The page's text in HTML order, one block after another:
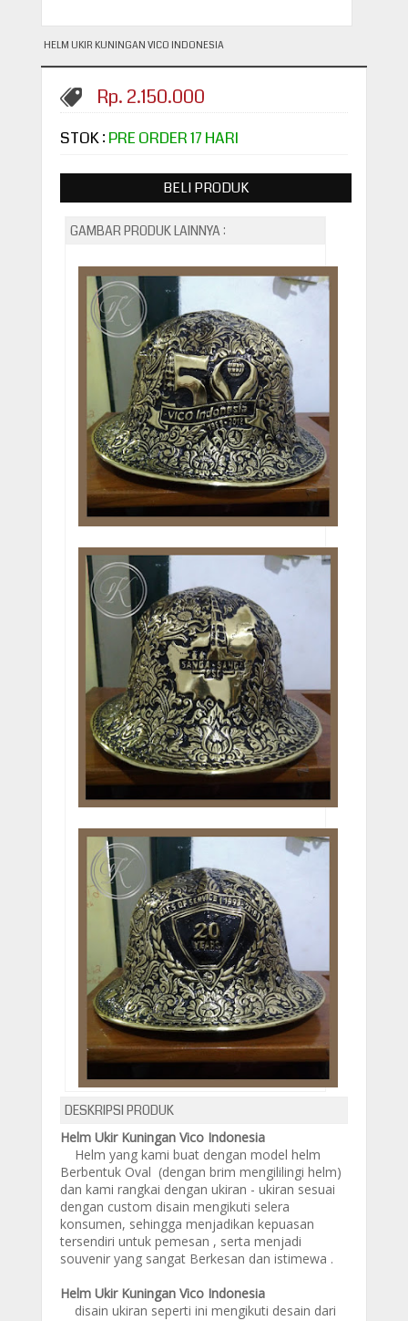
HELM UKIR KUNINGAN VICO INDONESIA
Rp. 2.150.000
STOK : PRE ORDER 17 HARI
BELI PRODUK
GAMBAR PRODUK LAINNYA :
DESKRIPSI PRODUK
Helm Ukir Kuningan Vico Indonesia
Helm yang kami buat dengan model helm
Berbentuk Oval (dengan brim mengililingi helm)
dan kami rangkai dengan ukiran - ukiran sesuai
dengan custom disain mengikuti selera
konsumen, sehingga menjadikan kepuasan
tersendiri untuk pemesan , serta menjadi
souvenir yang sangat Berkesan dan istimewa .
Helm Ukir Kuningan Vico Indonesia
disain ukiran seperti ini mengikuti desain dari